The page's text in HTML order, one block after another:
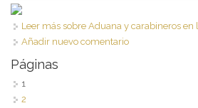
Leer más sobre Aduana y carabineros en
Añadir nuevo comentario
Páginas
1
2